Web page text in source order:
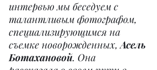
интервью мы беседуем с
талантливым фотографом,
специализирующимся на
съемке новорожденных, Асель
Ботахановой. Она